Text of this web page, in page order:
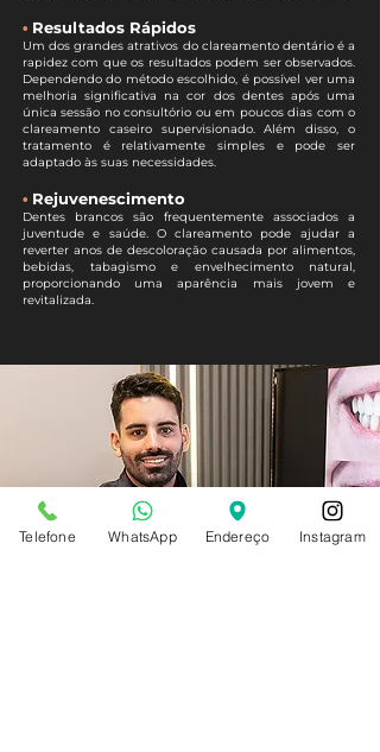
• Resultados Rápidos
Um dos grandes atrativos do clareamento dentário é a
rapidez com que os resultados podem ser observados.
Dependendo do método escolhido, é possível ver uma
melhoria significativa na cor dos dentes após uma
única sessão no consultório ou em poucos dias com o
clareamento caseiro supervisionado. Além disso, o
tratamento é relativamente simples e pode ser
adaptado às suas necessidades.
• Rejuvenescimento
Dentes brancos são frequentemente associados a
juventude e saúde. O clareamento pode ajudar a
reverter anos de descoloração causada por alimentos,
bebidas, tabagismo e envelhecimento natural,
proporcionando uma aparência mais jovem e
revitalizada.
Telefone WhatsApp Endereço Instagram